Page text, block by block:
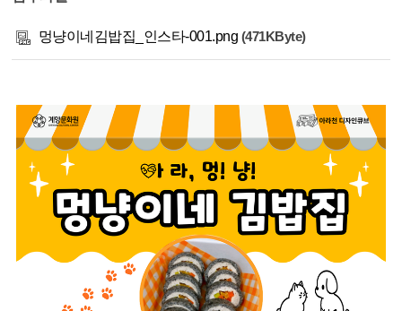
멍냥이네김밥집_인스타-001.png (471KByte)